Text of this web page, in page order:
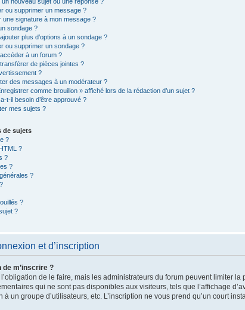
ou supprimer un message ?
une signature à mon message ?
sondage ?
plus d’options à un sondage ?
ou supprimer un sondage ?
à un forum ?
de pièces jointes ?
?
des messages à un modérateur ?
comme brouillon » affiché lors de la rédaction d’un sujet ?
t-il besoin d’être approuvé ?
mes sujets ?
de sujets
?
?
?
?
?
?
?
et d’inscription
de m’inscrire ?
l’obligation de le faire, mais les administrateurs du forum peuvent limiter
qui ne sont pas disponibles aux visiteurs, tels que l’affichage
à un groupe d’utilisateurs, etc. L’inscription ne vous prend qu’un court